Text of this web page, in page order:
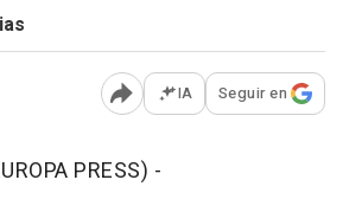
Abrir opciones para
IA Seguir en
PRESS) -